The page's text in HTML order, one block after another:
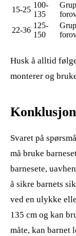
15-25
100-
135
22-36
125-
150
Husk å alltid
monterer og
Konklusjon
Svaret på
må bruke
barnesete,
å sikre barnets
ved en ulykke
135 cm og kan
måte, kan barnet